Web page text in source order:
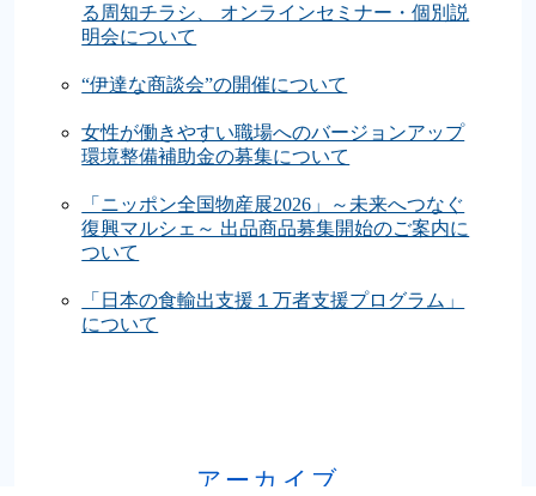
る周知チラシ、 オンラインセミナー・個別説
明会について
“伊達な商談会”の開催について
女性が働きやすい職場へのバージョンアップ
環境整備補助金の募集について
「ニッポン全国物産展2026」～未来へつなぐ
復興マルシェ～ 出品商品募集開始のご案内に
ついて
「日本の食輸出支援１万者支援プログラム」
について
アーカイブ